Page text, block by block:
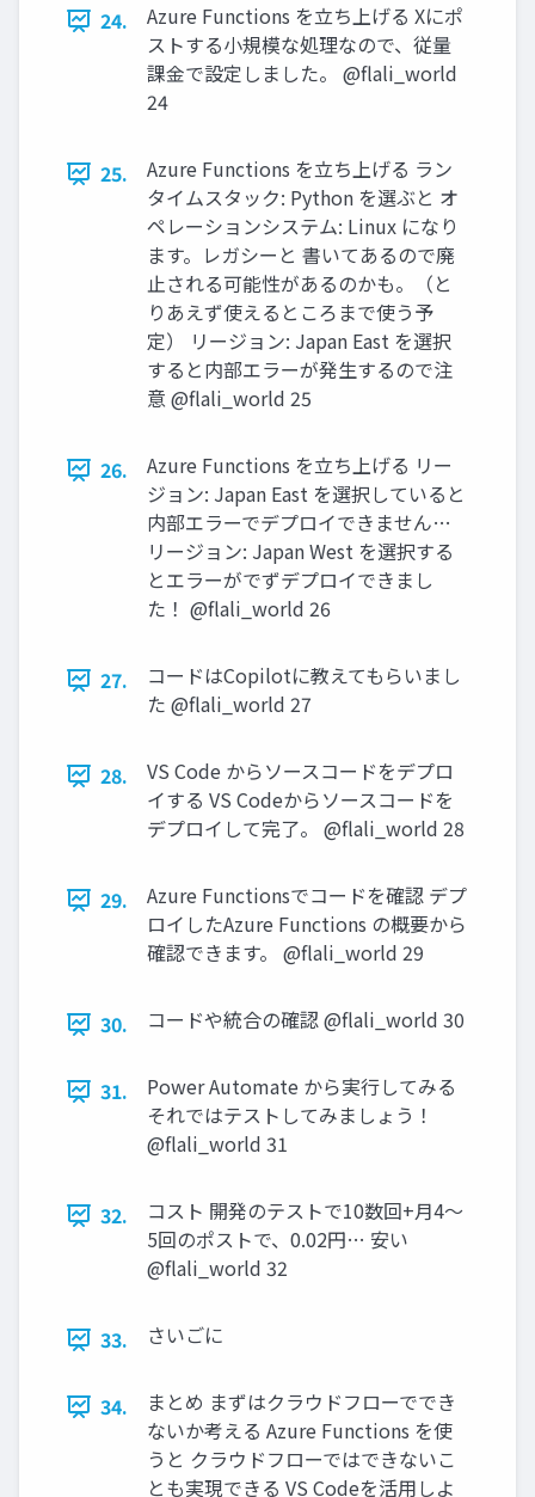
24.
Azure Functions を立ち上げる Xにポ
ストする小規模な処理なので、従量
課金で設定しました。 @flali_world
24
25.
Azure Functions を立ち上げる ラン
タイムスタック: Python を選ぶと オ
ペレーションシステム: Linux になり
ます。レガシーと 書いてあるので廃
止される可能性があるのかも。（と
りあえず使えるところまで使う予
定） リージョン: Japan East を選択
すると内部エラーが発生するので注
意 @flali_world 25
26.
Azure Functions を立ち上げる リー
ジョン: Japan East を選択していると
内部エラーでデプロイできません…
リージョン: Japan West を選択する
とエラーがでずデプロイできまし
た！ @flali_world 26
27.
コードはCopilotに教えてもらいまし
た @flali_world 27
28.
VS Code からソースコードをデプロ
イする VS Codeからソースコードを
デプロイして完了。 @flali_world 28
29.
Azure Functionsでコードを確認 デプ
ロイしたAzure Functions の概要から
確認できます。 @flali_world 29
30. コードや統合の確認 @flali_world 30
31.
Power Automate から実行してみる
それではテストしてみましょう！
@flali_world 31
32.
コスト 開発のテストで10数回+月4～
5回のポストで、0.02円… 安い
@flali_world 32
33. さいごに
34.
まとめ まずはクラウドフローででき
ないか考える Azure Functions を使
うと クラウドフローではできないこ
とも実現できる VS Codeを活用しよ